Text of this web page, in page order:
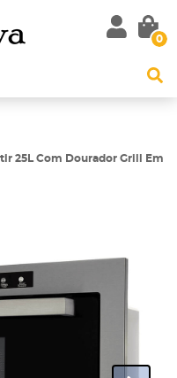
0
25L Com Dourador Grill Em